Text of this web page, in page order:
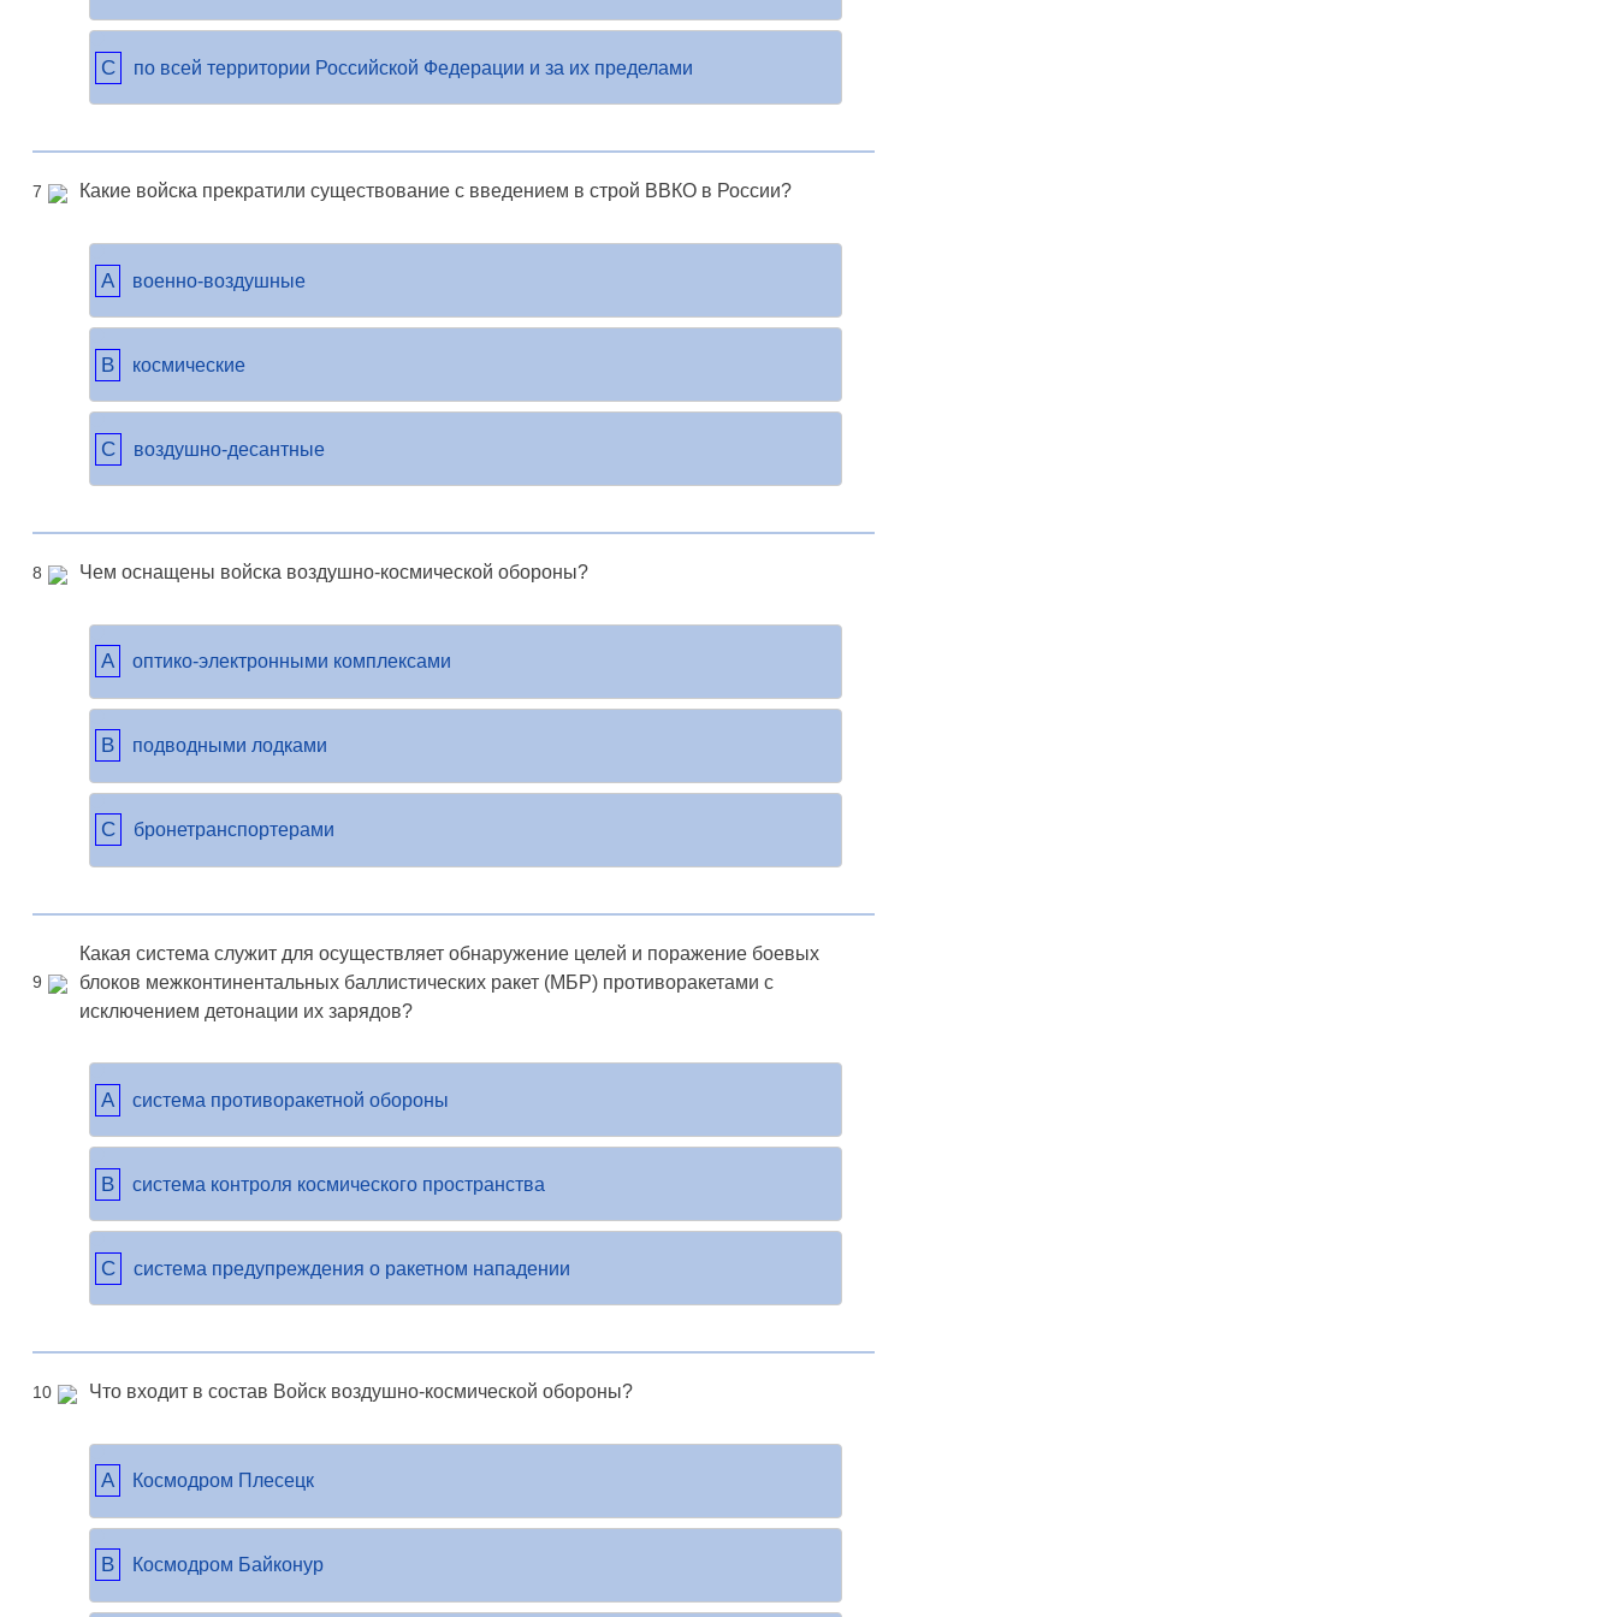
C по всей территории Российской Федерации и за их пределами
7 Какие войска прекратили существование с введением в строй ВВКО в России?
A военно-воздушные
B космические
C воздушно-десантные
8 Чем оснащены войска воздушно-космической обороны?
A оптико-электронными комплексами
B подводными лодками
C бронетранспортерами
9
Какая система служит для осуществляет обнаружение целей и поражение боевых
блоков межконтинентальных баллистических ракет (МБР) противоракетами с
исключением детонации их зарядов?
A система противоракетной обороны
B система контроля космического пространства
C система предупреждения о ракетном нападении
10 Что входит в состав Войск воздушно-космической обороны?
A Космодром Плесецк
B Космодром Байконур